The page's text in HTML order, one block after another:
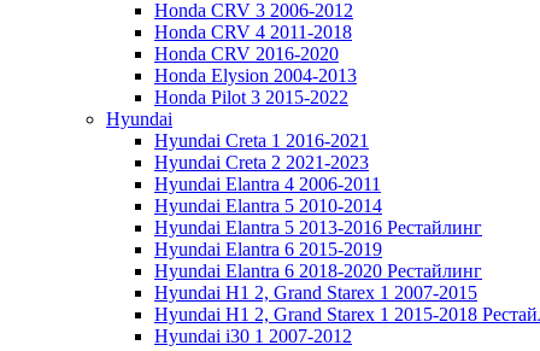
Honda CRV 3 2006-2012
Honda CRV 4 2011-2018
Honda CRV 2016-2020
Honda Elysion 2004-2013
Honda Pilot 3 2015-2022
Hyundai
Hyundai Creta 1 2016-2021
Hyundai Creta 2 2021-2023
Hyundai Elantra 4 2006-2011
Hyundai Elantra 5 2010-2014
Hyundai Elantra 5 2013-2016 Рестайлинг
Hyundai Elantra 6 2015-2019
Hyundai Elantra 6 2018-2020 Рестайлинг
Hyundai H1 2, Grand Starex 1 2007-2015
Hyundai H1 2, Grand Starex 1 2015-2018
Hyundai i30 1 2007-2012